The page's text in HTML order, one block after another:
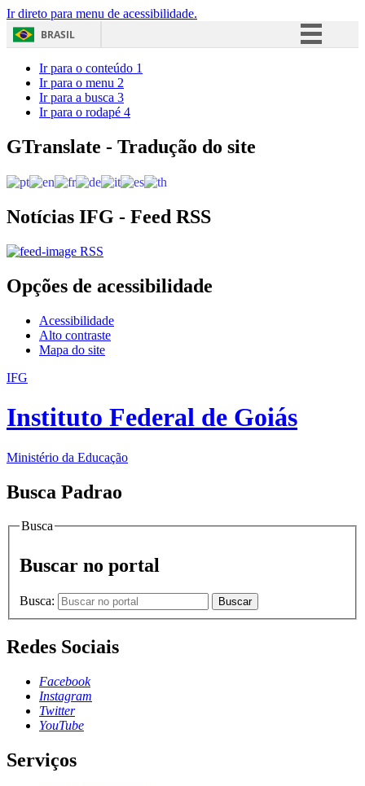
Ir direto para menu de acessibilidade.
BRASIL
Acesso à informação
Ir para o conteúdo 1
Ir para o menu 2
Ir para a busca 3
Ir para o rodapé 4
GTranslate - Tradução do site
Notícias IFG - Feed RSS
RSS
Opções de acessibilidade
Acessibilidade
Alto contraste
Mapa do site
IFG
Instituto Federal de Goiás
Ministério da Educação
Busca Padrao
Busca
Buscar no portal
Busca: Buscar
Redes Sociais
Facebook
Instagram
Twitter
YouTube
Serviços